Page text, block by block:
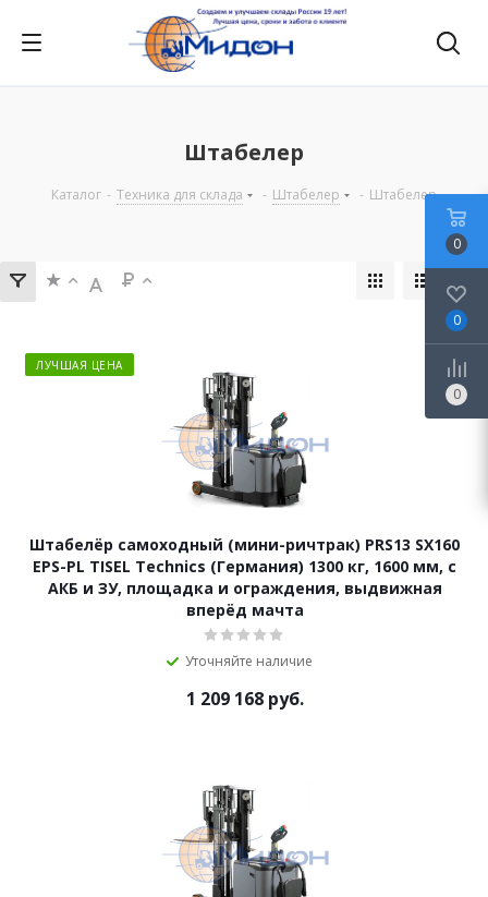
Штабелер
Каталог - Техника для склада - Штабелер - Штабелер
ЛУЧШАЯ ЦЕНА
Штабелёр самоходный (мини-ричтрак) PRS13 SX160
EPS-PL TISEL Technics (Германия) 1300 кг, 1600 мм, с
АКБ и ЗУ, площадка и ограждения, выдвижная
вперёд мачта
Уточняйте наличие
1 209 168руб.
0
0
0